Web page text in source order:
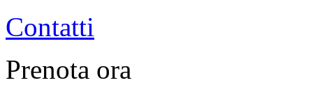
Contatti
Prenota ora